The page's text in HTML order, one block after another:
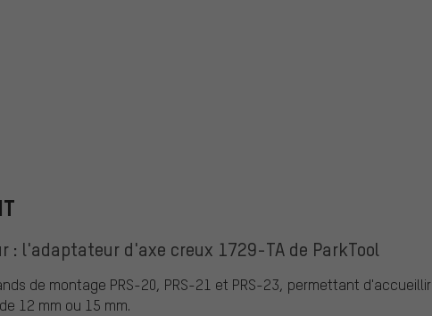
: l'adaptateur d'axe creux 1729-TA de ParkTool
de montage PRS-20, PRS-21 et PRS-23, permettant d'accueillir
12 mm ou 15 mm.